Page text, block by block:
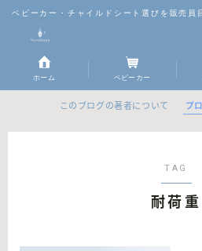
ベビーカー・チャイルドシート選びを販売員
MENU
ベビーカー
ホーム ベビーカー
このブログの著者について プ
TAG
耐荷重